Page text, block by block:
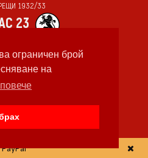
ограничен брой
на
1932/33
23
1984/85
3 - 1
2 - 1